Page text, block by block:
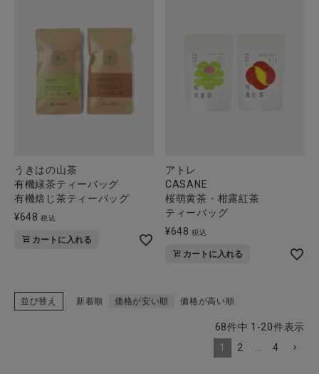
うきはの山茶
有機緑茶ティーバッグ
有機焙じ茶ティーバッグ
¥648 税込
カートに入れる
アトレ
CASANE
桜萌黄茶・柑露紅茶
ティーバッグ
¥648 税込
カートに入れる
並び替え 新着順 価格が安い順 価格が高い順
68件中 1 -20件表示
1
2 … 4